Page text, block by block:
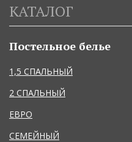
КАТАЛОГ
Постельное белье
1,5 СПАЛЬНЫЙ
2 СПАЛЬНЫЙ
ЕВРО
СЕМЕЙНЫЙ